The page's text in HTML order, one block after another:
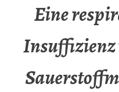
Eine
Insuffizienz